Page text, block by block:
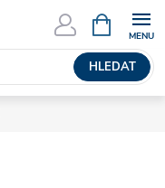
HLEDAT
NÁKUPNÍ
KOŠÍK